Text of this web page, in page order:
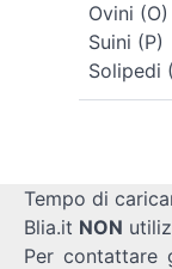
Ovini (O)
Suini (P)
Solipedi
Tempo di
Blia.it NON
Per contattare